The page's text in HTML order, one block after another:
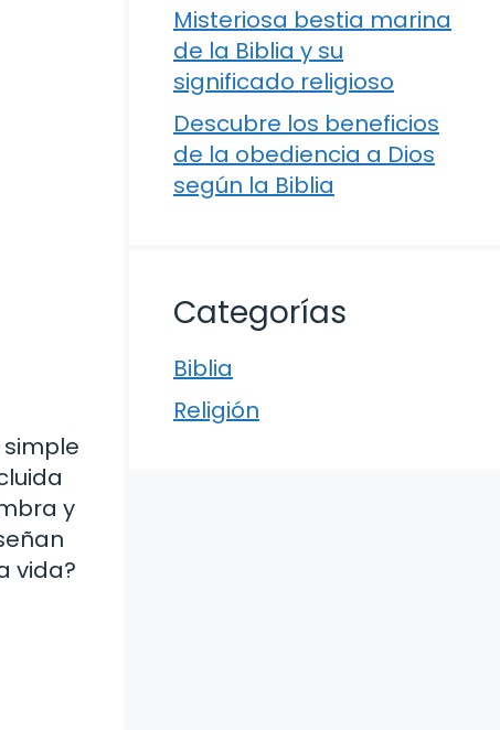
y
vida?
Misteriosa bestia marina
de la Biblia y su
significado religioso
Descubre los beneficios
de la obediencia a Dios
según la Biblia
Categorías
Biblia
Religión